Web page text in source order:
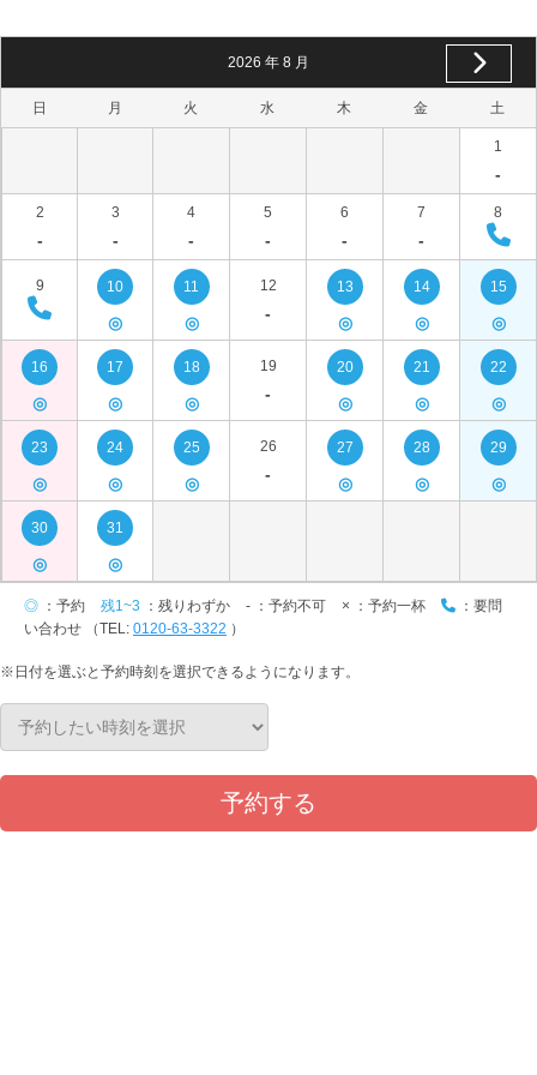
2026 年 8 月
日 月 火 水 木 金 土
1
-
2
-
3
-
4
-
5
-
6
-
7
-
8
9 10
◎
11
◎
12
-
13
◎
14
◎
15
◎
16
◎
17
◎
18
◎
19
-
20
◎
21
◎
22
◎
23
◎
24
◎
25
◎
26
-
27
◎
28
◎
29
◎
30
◎
31
◎
◎ ：予約 残1~3 ：残りわずか - ：予約不可 × ：予約一杯
：要問
い合わせ （TEL: 0120-63-3322 ）
※日付を選ぶと予約時刻を選択できるようになります。
予約する